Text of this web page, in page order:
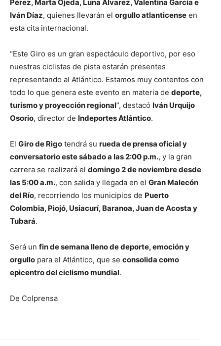
Pérez, Marta Ojeda, Luna Álvarez, Valentina García e
Iván Díaz, quienes llevarán el orgullo atlanticense en
esta cita internacional.
“Este Giro es un gran espectáculo deportivo, por eso
nuestras ciclistas de pista estarán presentes
representando al Atlántico. Estamos muy contentos con
todo lo que genera este evento en materia de deporte,
turismo y proyección regional”, destacó Iván Urquijo
Osorio, director de Indeportes Atlántico.
El Giro de Rigo tendrá su rueda de prensa oficial y
conversatorio este sábado a las 2:00 p.m., y la gran
carrera se realizará el domingo 2 de noviembre desde
las 5:00 a.m., con salida y llegada en el Gran Malecón
del Río, recorriendo los municipios de Puerto
Colombia, Piojó, Usiacurí, Baranoa, Juan de Acosta y
Tubará.
Será un fin de semana lleno de deporte, emoción y
orgullo para el Atlántico, que se consolida como
epicentro del ciclismo mundial.
De Colprensa